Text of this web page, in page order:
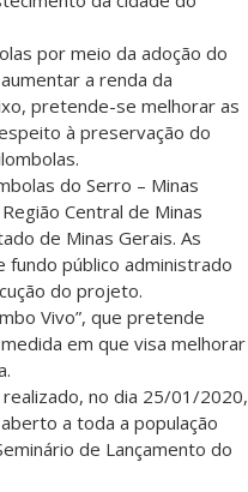
por meio da adoção do
a renda da
pretende-se melhorar as
à preservação do
do Serro – Minas
Central de Minas
de Minas Gerais. As
público administrado
do projeto.
Vivo”, que pretende
em que visa melhorar
realizado, no dia 25/01/2020,
a toda a população
de Lançamento do